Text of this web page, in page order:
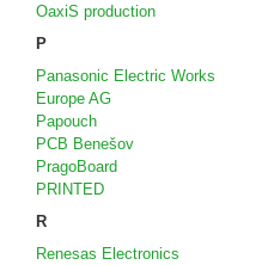
OaxiS production
P
Panasonic Electric Works
Europe AG
Papouch
PCB Benešov
PragoBoard
PRINTED
R
Renesas Electronics